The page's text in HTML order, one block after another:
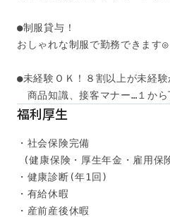
●制服貸与！
おしゃれな制服で勤務できます◎
●未経験ＯＫ！８割以上が未経
商品知識、接客マナー…１か
福利厚生
・社会保険完備
(健康保険・厚生年金・雇用保
・健康診断(年1回)
・有給休暇
・産前産後休暇